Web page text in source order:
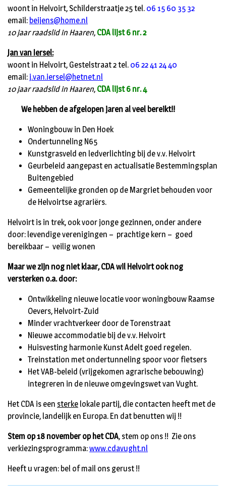
woont in Helvoirt, Schilderstraatje 25 tel. 06 15 60 35 32
email: beijens@home.nl
10 jaar raadslid in Haaren, CDA lijst 6 nr. 2
Jan van Iersel:
woont in Helvoirt, Gestelstraat 2 tel. 06 22 41 24 40
email: j.van.iersel@hetnet.nl
10 jaar raadslid in Haaren, CDA lijst 6 nr. 4
We hebben de afgelopen jaren al veel bereikt!!
Woningbouw in Den Hoek
Ondertunneling N65
Kunstgrasveld en ledverlichting bij de v.v. Helvoirt
Geurbeleid aangepast en actualisatie Bestemmingsplan
Buitengebied
Gemeentelijke gronden op de Margriet behouden voor
de Helvoirtse agrariërs.
Helvoirt is in trek, ook voor jonge gezinnen, onder andere
door: levendige verenigingen – prachtige kern – goed
bereikbaar – veilig wonen
Maar we zijn nog niet klaar, CDA wil Helvoirt ook nog
versterken o.a. door:
Ontwikkeling nieuwe locatie voor woningbouw Raamse
Oevers, Helvoirt-Zuid
Minder vrachtverkeer door de Torenstraat
Nieuwe accommodatie bij de v.v. Helvoirt
Huisvesting harmonie Kunst Adelt goed regelen.
Treinstation met ondertunneling spoor voor fietsers
Het VAB-beleid (vrijgekomen agrarische bebouwing)
integreren in de nieuwe omgevingswet van Vught.
Het CDA is een sterke lokale partij, die contacten heeft met de
provincie, landelijk en Europa. En dat benutten wij !!
Stem op 18 november op het CDA, stem op ons !! Zie ons
verkiezingsprogramma:www.cdavught.nl
Heeft u vragen: bel of mail ons gerust !!